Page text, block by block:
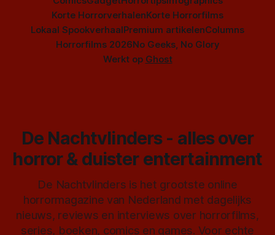
Korte HorrorverhalenKorte Horrorfilms
Lokaal SpookverhaalPremium artikelenColumns
Horrorfilms 2026No Geeks, No Glory
Werkt op Ghost
De Nachtvlinders - alles over
horror & duister entertainment
De Nachtvlinders is het grootste online
horrormagazine van Nederland met dagelijks
nieuws, reviews en interviews over horrorfilms,
series, boeken, comics en games. Voor echte